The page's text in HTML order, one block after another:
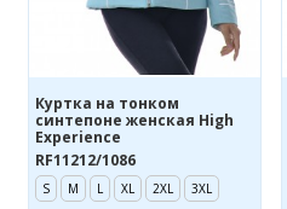
Куртка на тонком
синтепоне женская High
Experience
RF11212/1086
S M L XL 2XL 3XL